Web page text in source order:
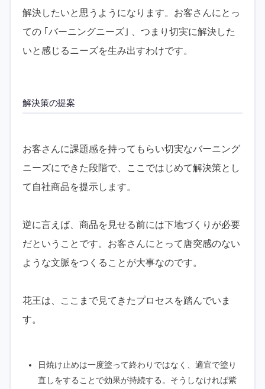
解決したいと思うようになります。お客さんにとっ
ての ｢バーニングニーズ｣ 、つまり切実に解決した
いと感じるニーズを生み出すわけです。
解決策の提案
お客さんに課題感を持ってもらい切実なバーニング
ニーズにできた段階で、ここではじめて解決策とし
て自社商品を提示します。
逆に言えば、商品を見せる前には下地づくりが必要
だということです。お客さんにとって唐突感のない
ような文脈をつくることが大事なのです。
花王は、ここまで見てきたプロセスを踏んでいま
す。
日焼け止めは一度塗って終わりではなく、適宜で塗り
直しをすることで効果が持続する。そうしなければ紫